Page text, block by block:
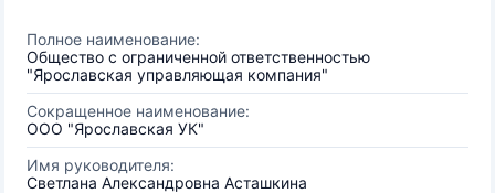
Полное наименование:
Общество с ограниченной ответственностью
"Ярославская управляющая компания"
Сокращенное наименование:
ООО "Ярославская УК"
Имя руководителя:
Светлана Александровна Асташкина